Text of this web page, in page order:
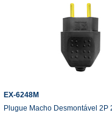
EX-6248M
Plugue Macho Desmontável 2P